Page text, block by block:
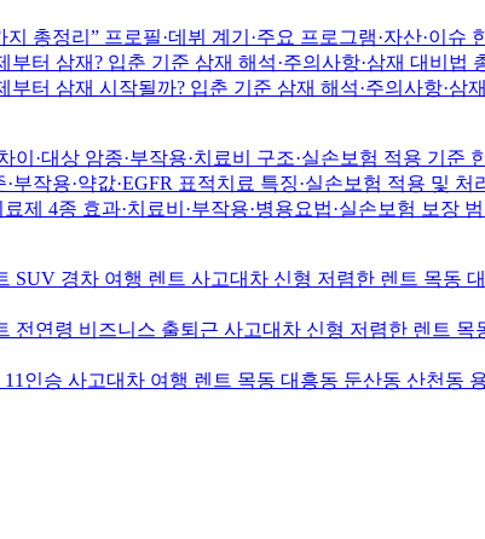
총정리” 프로필·데뷔 계기·주요 프로그램·자산·이슈
부터 삼재? 입춘 기준 삼재 해석·주의사항·삼재 대비법
부터 삼재 시작될까? 입춘 기준 삼재 해석·주의사항·
·대상 암종·부작용·치료비 구조·실손보험 적용 기준
작용·약값·EGFR 표적치료 특징·실손보험 적용 및 처
제 4종 효과·치료비·부작용·병용요법·실손보험 보장
SUV 경차 여행 렌트 사고대차 신형 저렴한 렌트 목동
전연령 비즈니스 출퇴근 사고대차 신형 저렴한 렌트
인승 사고대차 여행 렌트 목동 대흥동 둔산동 산천동